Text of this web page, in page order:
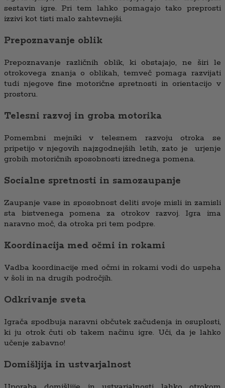
sestavin igre. Pri tem lahko pomagajo tako preprosti
izzivi kot tisti malo zahtevnejši.
Prepoznavanje oblik
Prepoznavanje različnih oblik, ki obstajajo, ne širi le
otrokovega znanja o oblikah, temveč pomaga razvijati
tudi njegove fine motorične spretnosti in orientacijo v
prostoru.
Telesni razvoj in groba motorika
Pomembni mejniki v telesnem razvoju otroka se
pripetijo v njegovih najzgodnejših letih, zato je urjenje
grobih motoričnih sposobnosti izrednega pomena.
Socialne spretnosti in samozaupanje
Zaupanje vase in sposobnost deliti svoje misli in zamisli
sta bistvenega pomena za otrokov razvoj. Igra ima
naravno moč, da otroka pri tem podpre.
Koordinacija med očmi in rokami
Vadba koordinacije med očmi in rokami vodi do uspeha
v šoli in na drugih področjih.
Odkrivanje sveta
Igrača spodbuja naravni občutek začudenja in osuplosti,
ki ju otrok čuti ob takem načinu igre. Uči, da je lahko
učenje zabavno!
Domišljija in ustvarjalnost